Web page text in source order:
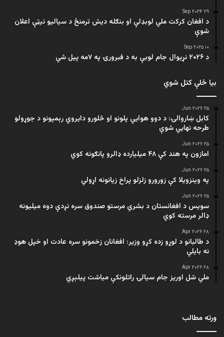
۲۹ Sep ۲۰۲۴
د افغان کرکت ملي لوبډلې او بنګله دیش ترمنځ د سیالیو نیټې اعلان
شوې
۱۰ Sep ۲۰۲۵
د ۲۰۲۶ نړیوال جام لوبې به د فبرورۍ په ۷مه پیل شي
بیا ځلې کتل شوي
۲۵ Jun ۲۰۲۶
کابل ښاروالۍ: د دوو هوايي پلونو او څلورو دایروي رېمپونو د جوړولو
طرحه نهایي شوې
۲۵ Jun ۲۰۲۶
امازون په هند کې ۴۸ میلیارده ډالرو پانګونه کوي
۲۵ Jun ۲۰۲۶
په وینزویلا کې زورورو زلزلو پراخ زیانونه اړولي
۲۵ Jun ۲۰۲۶
سویس د افغانستان د بشري مرستو صندوق سره نږدې دوه میلیونه
ډالر مرسته کوي
۲۸ Apr ۲۰۲۶
د طالبانو د لوړو زده کړو وزیر: افغانان زخمونو سره عادت او خپل هوډ
نه بایلي
۲۸ Apr ۲۰۲۶
ملي شل اوریز جام سیالۍ راتلونکې میاشت پیلېږي
ورته مطالب